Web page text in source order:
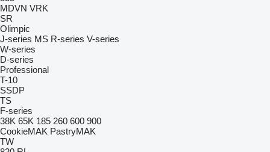
MDVN VRK
SR
Olimpic
J-series MS R-series V-series
W-series
D-series
Professional
T-10
SSDP
TS
F-series
38K 65K 185 260 600 900
CookieMAK PastryMAK
TW